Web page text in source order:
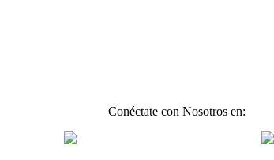
Conéctate con Nosotros en: